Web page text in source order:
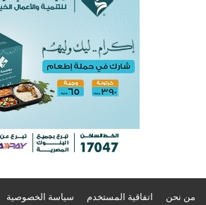
من نحن اتفاقية المستخدم سياسة الخصوصية